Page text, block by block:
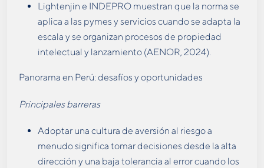
Lightenjin e INDEPRO muestran que la norma se
aplica a las pymes y servicios cuando se adapta la
escala y se organizan procesos de propiedad
intelectual y lanzamiento (AENOR, 2024).
Panorama en Perú: desafíos y oportunidades
Principales barreras
Adoptar una cultura de aversión al riesgo a
menudo significa tomar decisiones desde la alta
dirección y una baja tolerancia al error cuando los